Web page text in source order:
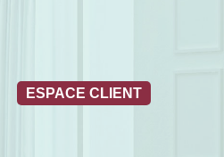
ESPACE CLIENT